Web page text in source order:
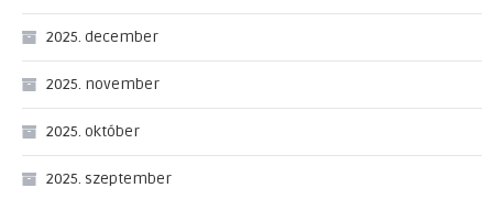
2025. december
2025. november
2025. október
2025. szeptember